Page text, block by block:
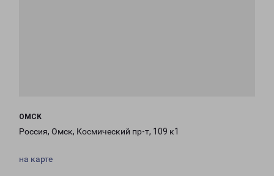
ОМСК
Россия, Омск, Космический пр-т, 109 к1
на карте